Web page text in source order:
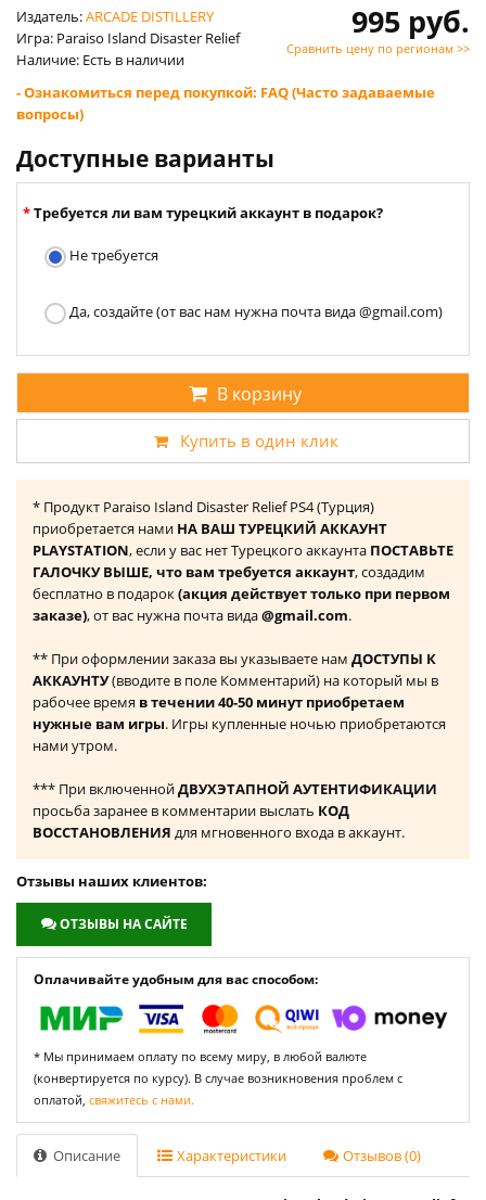
Издатель:ARCADE DISTILLERY
Игра: Paraiso Island Disaster Relief
Наличие: Есть в наличии
995 руб.
Сравнить цену по регионам >>
- Ознакомиться перед покупкой: FAQ (Часто задаваемые
вопросы)
Доступные варианты
Требуется ли вам турецкий аккаунт в подарок?
Не требуется
Да, создайте (от вас нам нужна почта вида @gmail.com)
В корзину
Купить в один клик
* Продукт Paraiso Island Disaster Relief PS4 (Турция)
приобретается нами НА ВАШ ТУРЕЦКИЙ АККАУНТ
PLAYSTATION, если у вас нет Турецкого аккаунта ПОСТАВЬТЕ
ГАЛОЧКУ ВЫШЕ, что вам требуется аккаунт, создадим
бесплатно в подарок(акция действует только при первом
заказе), от вас нужна почта вида@gmail.com.
** При оформлении заказа вы указываете нам ДОСТУПЫ К
АККАУНТУ(вводите в поле Комментарий) на который мы в
рабочее время в течении 40-50 минут приобретаем
нужные вам игры. Игры купленные ночью приобретаются
нами утром.
*** При включеннойДВУХЭТАПНОЙ АУТЕНТИФИКАЦИИ
просьба заранее в комментарии выслать КОД
ВОССТАНОВЛЕНИЯ для мгновенного входа в аккаунт.
Отзывы наших клиентов:
ОТЗЫВЫ НА САЙТЕ
Оплачивайте удобным для вас способом:
* Мы принимаем оплату по всему миру, в любой валюте
(конвертируется по курсу). В случае возникновения проблем с
оплатой, свяжитесь с нами.
Описание Характеристики Отзывов (0)